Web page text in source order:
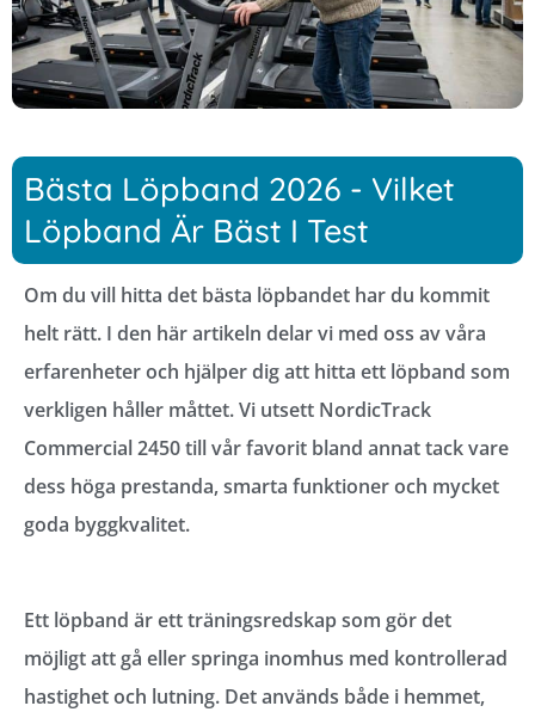
Bästa Löpband 2026 - Vilket
Löpband Är Bäst I Test
Om du vill hitta det bästa löpbandet har du kommit
helt rätt. I den här artikeln delar vi med oss av våra
erfarenheter och hjälper dig att hitta ett löpband som
verkligen håller måttet. Vi utsett NordicTrack
Commercial 2450 till vår favorit bland annat tack vare
dess höga prestanda, smarta funktioner och mycket
goda byggkvalitet.
Ett löpband är ett träningsredskap som gör det
möjligt att gå eller springa inomhus med kontrollerad
hastighet och lutning. Det används både i hemmet,